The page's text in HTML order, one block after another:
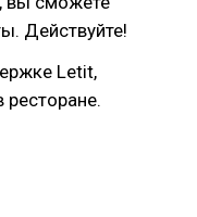
Действуйте!
Letit,
ресторане.